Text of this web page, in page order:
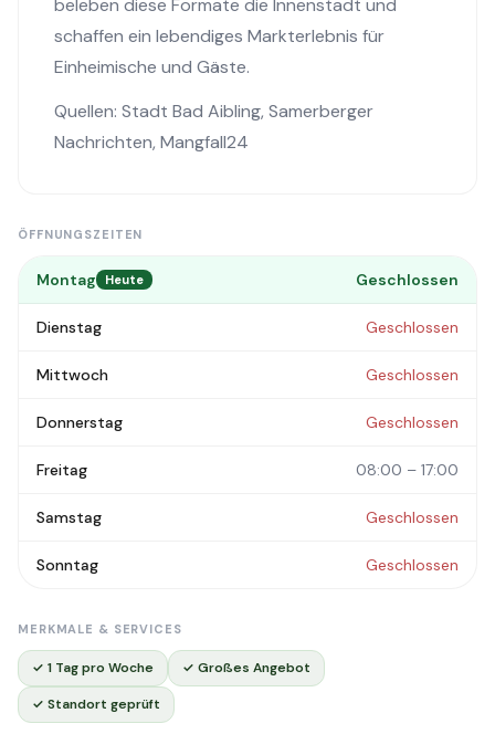
beleben diese Formate die Innenstadt und
schaffen ein lebendiges Markterlebnis für
Einheimische und Gäste.
Quellen: Stadt Bad Aibling, Samerberger
Nachrichten, Mangfall24
ÖFFNUNGSZEITEN
Montag Heute Geschlossen
Dienstag Geschlossen
Mittwoch Geschlossen
Donnerstag Geschlossen
Freitag 08:00 – 17:00
Samstag Geschlossen
Sonntag Geschlossen
MERKMALE & SERVICES
✓ 1 Tag pro Woche ✓ Großes Angebot
✓ Standort geprüft